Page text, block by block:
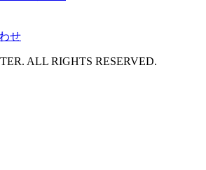
せ
ALL RIGHTS RESERVED.